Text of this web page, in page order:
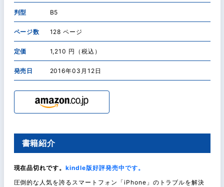
判型 B5
ページ数 128 ページ
定価 1,210 円（税込）
発売日 2016年03月12日
書籍紹介
現在品切れです。kindle版好評発売中です。
圧倒的な人気を誇るスマートフォン「iPhone」のトラブルを解決